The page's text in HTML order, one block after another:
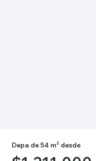
Depa de 54 m² desde